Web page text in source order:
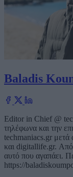
Baladis
Editor in Chief @
τηλέφωνα και την
techmaniacs.gr
και digitallife.gr. Από
αυτό που αγαπάει.
https://